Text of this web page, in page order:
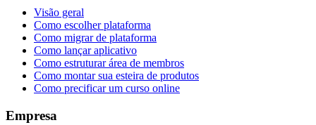
Visão geral
Como escolher plataforma
Como migrar de plataforma
Como lançar aplicativo
Como estruturar área de membros
Como montar sua esteira de produtos
Como precificar um curso online
Empresa